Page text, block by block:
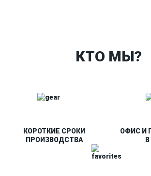
КТО МЫ?
КОРОТКИЕ СРОКИ
ПРОИЗВОДСТВА
ОФИС И